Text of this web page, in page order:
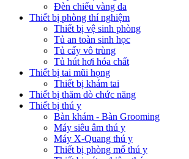
Đèn chiếu vàng da
Thiết bị phòng thí nghiệm
Thiết bị vệ sinh phòng
Tủ an toàn sinh học
Tủ cấy vô trùng
Tủ hút hơi hóa chất
Thiết bị tai mũi họng
Thiết bị khám tai
Thiết bị thăm dò chức năng
Thiết bị thú y
Bàn khám - Bàn Grooming
Máy siêu âm thú y
Máy X-Quang thú y
Thiết bị phòng mổ thú y